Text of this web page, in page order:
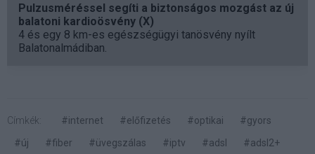
Pulzusméréssel segíti a biztonságos mozgást az új
balatoni kardioösvény (X)
4 és egy 8 km-es egészségügyi tanösvény nyílt
Balatonalmádiban.
Címkék: #internet #előfizetés #optikai
#gyors
#új
#fiber #üvegszálas #iptv #adsl
#adsl2+